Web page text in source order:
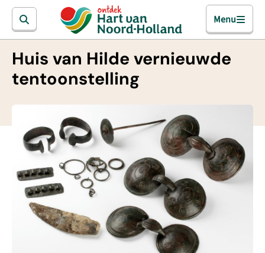
Menu
Huis van Hilde vernieuwde
tentoonstelling